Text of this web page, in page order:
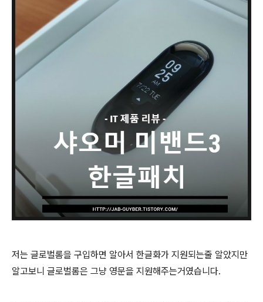
저는 글로벌롬을 구입하면 알아서 한글화가 지원되는줄 알았지만
알고보니 글로벌롬은 그냥 영문을 지원해주는거였습니다.